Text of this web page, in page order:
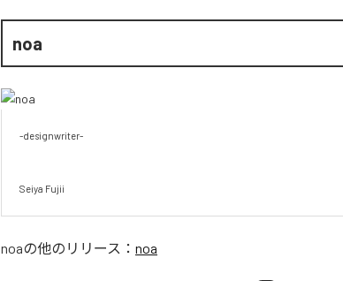
noa
-designwriter-
Seiya Fujii
noaの他のリリース： noa